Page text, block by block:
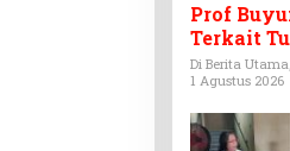
Prof
Terkait
Ditagih
Di Berita
1 Agustus 2026